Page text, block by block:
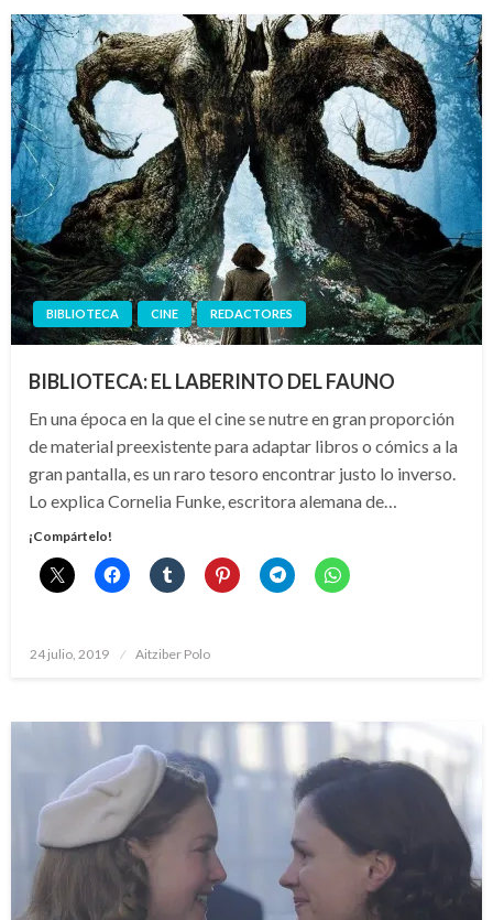
BIBLIOTECA CINE REDACTORES
BIBLIOTECA: EL LABERINTO DEL FAUNO
En una época en la que el cine se nutre en gran proporción
de material preexistente para adaptar libros o cómics a la
gran pantalla, es un raro tesoro encontrar justo lo inverso.
Lo explica Cornelia Funke, escritora alemana de…
¡Compártelo!
Publicado
24 julio, 2019 Aitziber Polo